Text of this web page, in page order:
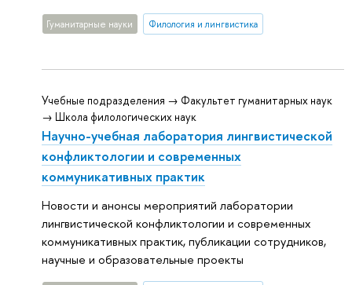
Гуманитарные науки Филология и лингвистика
Учебные подразделения → Факультет гуманитарных наук
→ Школа филологических наук
Научно-учебная лаборатория лингвистической
конфликтологии и современных
коммуникативных практик
Новости и анонсы мероприятий лаборатории
лингвистической конфликтологии и современных
коммуникативных практик, публикации сотрудников,
научные и образовательные проекты